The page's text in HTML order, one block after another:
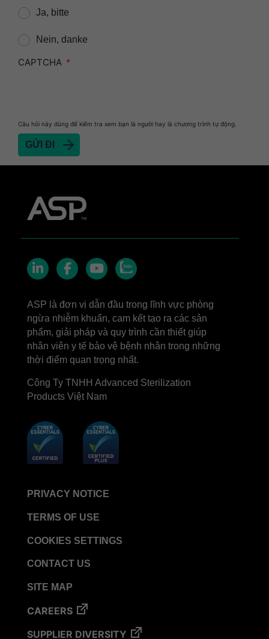
CIDEX™​ OPA Solution
CIDEX™​ OPA Solution Test Strips
Heat Sealer HS 1000
Heat Sealer HS 2000
SEALSURE™​ Chemical Indicator (CI) Tape and
STERRAD™​ 100NX System with ALLClear™​
Technology
Technology
Cassettes for STERRAD™ 100S​​
Technology​
TYVEK®
​ Pouch with STERRAD™ Chemical
Indicator Strips
STERRAD VELOCITY™​ BI Activator
BIOTRACE™ Auto Read Mini Reader - Thermal
Printer Paper
BIOTRACE™ Auto Read Pro Reader - Thermal
Printer Paper
VERISURE™ Bowie-Dick Test Card
PCD
w/ Extender
VERISURE™ Steam Type 4 Multi-Variable
Ja, bitte
Nein, danke
CAPTCHA
Câu hỏi này dùng để kiểm tra xem bạn là người hay là chương trình tự động.
Zalo
ASP là đơn vị dẫn đầu trong lĩnh vực phòng
ngừa nhiễm khuẩn, cam kết tạo ra các sản
phẩm, giải pháp và quy trình cần thiết giúp
nhân viên y tế bảo vệ bệnh nhân trong những
thời điểm quan trọng nhất.
Công Ty TNHH Advanced Sterilization
Products Việt Nam
PRIVACY NOTICE
TERMS OF USE
COOKIES SETTINGS
CONTACT US
SITE MAP
CAREERS
SUPPLIER DIVERSITY